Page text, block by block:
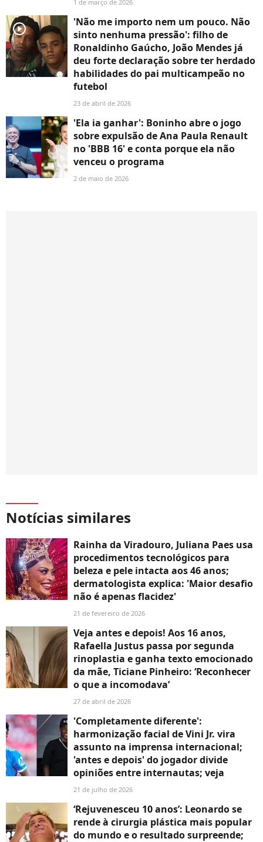
1 de março de 2026
player2
'Não me importo nem um pouco. Não
sinto nenhuma pressão': filho de
Ronaldinho Gaúcho, João Mendes já
deu forte declaração sobre ter herdado
habilidades do pai multicampeão no
futebol
23 de abril de 2026
'Ela ia ganhar': Boninho abre o jogo
sobre expulsão de Ana Paula Renault
no 'BBB 16' e conta porque ela não
venceu o programa
2 de maio de 2026
Notícias similares
Rainha da Viradouro, Juliana Paes usa
procedimentos tecnológicos para
beleza e pele intacta aos 46 anos;
dermatologista explica: 'Maior desafio
não é apenas flacidez'
21 de fevereiro de 2026
Veja antes e depois! Aos 16 anos,
Rafaella Justus passa por segunda
rinoplastia e ganha texto emocionado
da mãe, Ticiane Pinheiro: ‘Reconhecer
o que a incomodava’
27 de abril de 2026
'Completamente diferente':
harmonização facial de Vini Jr. vira
assunto na imprensa internacional;
'antes e depois' do jogador divide
opiniões entre internautas; veja
21 de julho de 2026
‘Rejuvenesceu 10 anos’: Leonardo se
rende à cirurgia plástica mais popular
do mundo e o resultado surpreende;